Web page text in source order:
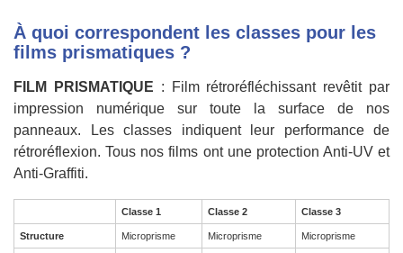
À quoi correspondent les classes pour les
films prismatiques ?
FILM PRISMATIQUE : Film rétroréfléchissant revêtit par
impression numérique sur toute la surface de nos
panneaux. Les classes indiquent leur performance de
rétroréflexion. Tous nos films ont une protection Anti-UV et
Anti-Graffiti.
Classe 1 Classe 2 Classe 3
Structure Microprisme Microprisme Microprisme